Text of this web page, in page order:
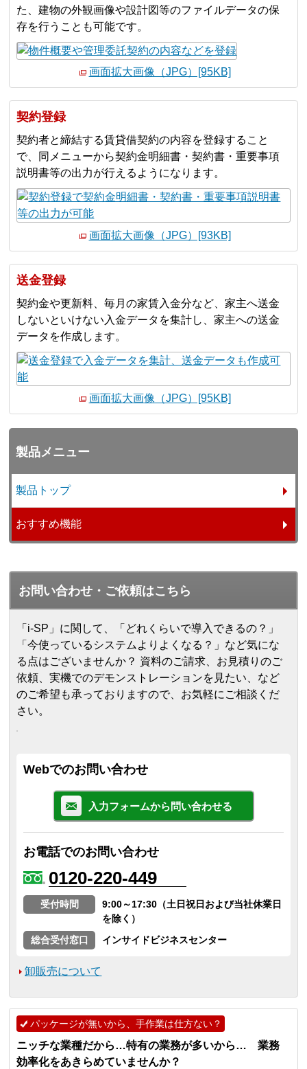
た、建物の外観画像や設計図等のファイルデータの保
存を行うことも可能です。
画面拡大画像（JPG）[95KB]
契約登録
契約者と締結する賃貸借契約の内容を登録すること
で、同メニューから契約金明細書・契約書・重要事項
説明書等の出力が行えるようになります。
画面拡大画像（JPG）[93KB]
送金登録
契約金や更新料、毎月の家賃入金分など、家主へ送金
しないといけない入金データを集計し、家主への送金
データを作成します。
画面拡大画像（JPG）[95KB]
製品メニュー
製品トップ
おすすめ機能
お問い合わせ・ご依頼はこちら
「i-SP」に関して、「どれくらいで導入できるの？」
「今使っているシステムよりよくなる？」など気にな
る点はございませんか？ 資料のご請求、お見積りのご
依頼、実機でのデモンストレーションを見たい、など
のご希望も承っておりますので、お気軽にご相談くだ
さい。
Webでのお問い合わせ
入力フォームから問い合わせる
お電話でのお問い合わせ
0120-220-449
受付時間
9:00～17:30（土日祝日および当社休業日
を除く）
総合受付窓口
インサイドビジネスセンター
卸販売について
パッケージが無いから、手作業は仕方ない？
ニッチな業種だから…特有の業務が多いから… 業務
効率化をあきらめていませんか？